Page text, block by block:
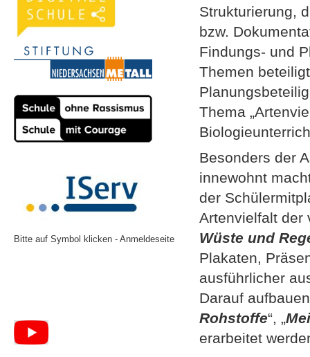
Bitte auf Symbol klicken - Anmeldeseite
Strukturierung,
bzw.
Findungs- und
Themen
Thema
Besonders der
innewohnt
der
Artenvielfalt der
Wüste und
Plakaten,
ausführlicher
Darauf
Rohstoffe“, „
erarbeitet